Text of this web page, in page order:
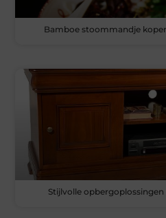
Bamboe stoommandje
Stijlvolle